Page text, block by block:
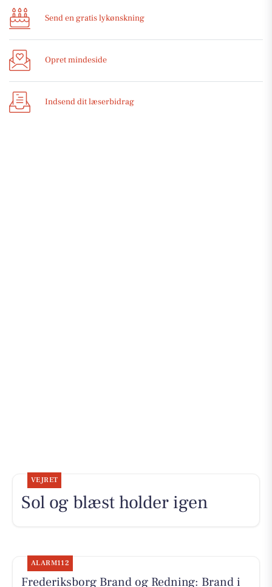
Send en gratis lykønskning
Opret mindeside
Indsend dit læserbidrag
VEJRET
Sol og blæst holder igen
ALARM112
Frederiksborg Brand og Redning: Brand i